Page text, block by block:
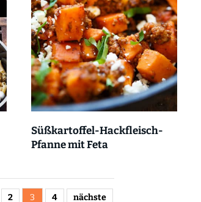
Süßkartoffel-Hackfleisch-
Pfanne mit Feta
2 3 4 nächste